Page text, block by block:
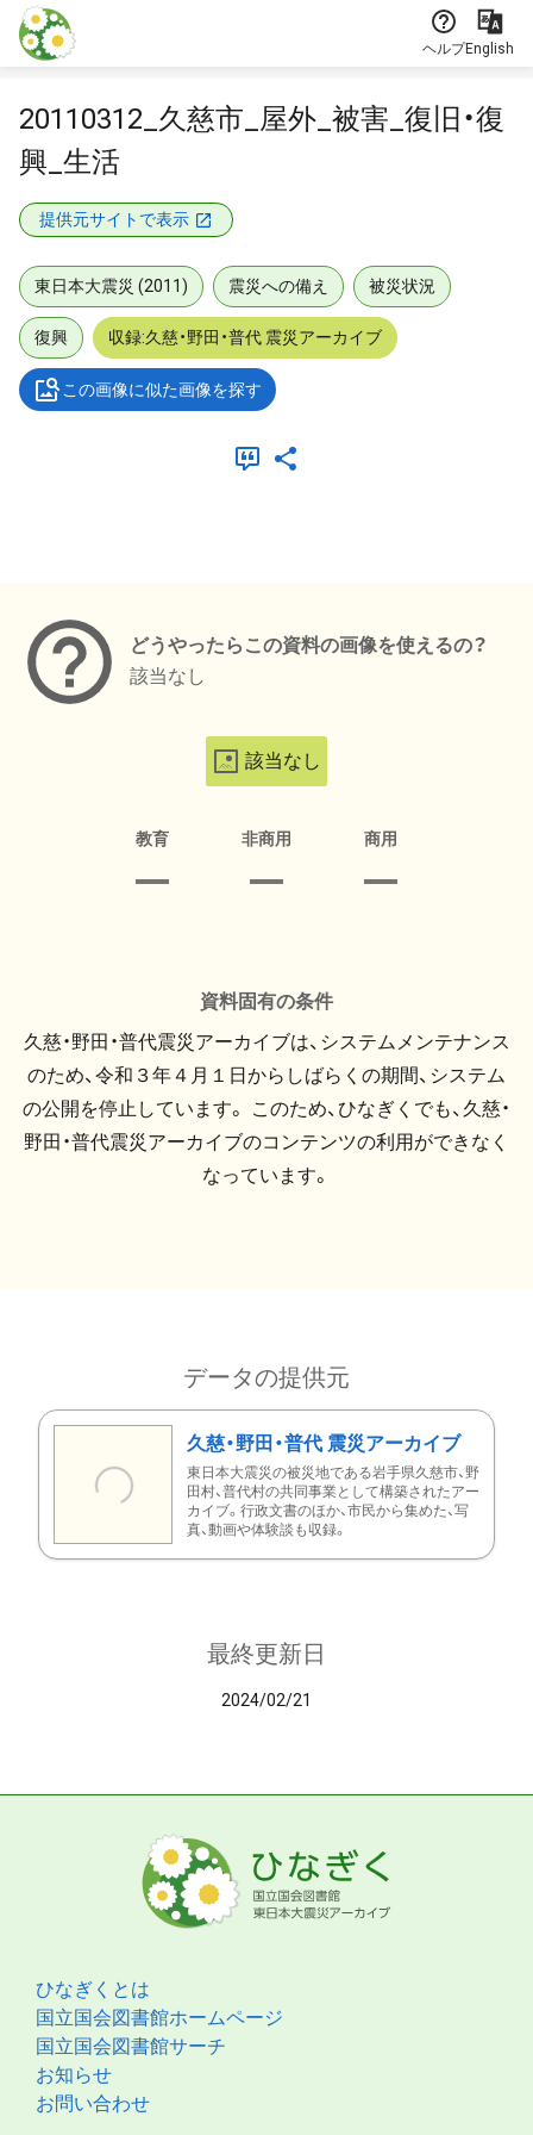
本文に飛ぶ
ヘルプEnglish
20110312_久慈市_屋外_被害_復旧・復
興_生活
提供元サイトで表示
東日本大震災 (2011) 震災への備え 被災状況
復興 収録:久慈・野田・普代 震災アーカイブ
この画像に似た画像を探す
どうやったらこの資料の画像を使えるの？
該当なし
該当なし
教育 非商用 商用
資料固有の条件
久慈・野田・普代震災アーカイブは、システムメンテナンス
のため、令和３年４月１日からしばらくの期間、システム
の公開を停止しています。 このため、ひなぎくでも、久慈・
野田・普代震災アーカイブのコンテンツの利用ができなく
なっています。
データの提供元
久慈・野田・普代 震災アーカイブ
東日本大震災の被災地である岩手県久慈市、野
田村、普代村の共同事業として構築されたアー
カイブ。行政文書のほか、市民から集めた、写
真、動画や体験談も収録。
最終更新日
2024/02/21
ひなぎくとは
国立国会図書館ホームページ
国立国会図書館サーチ
お知らせ
お問い合わせ